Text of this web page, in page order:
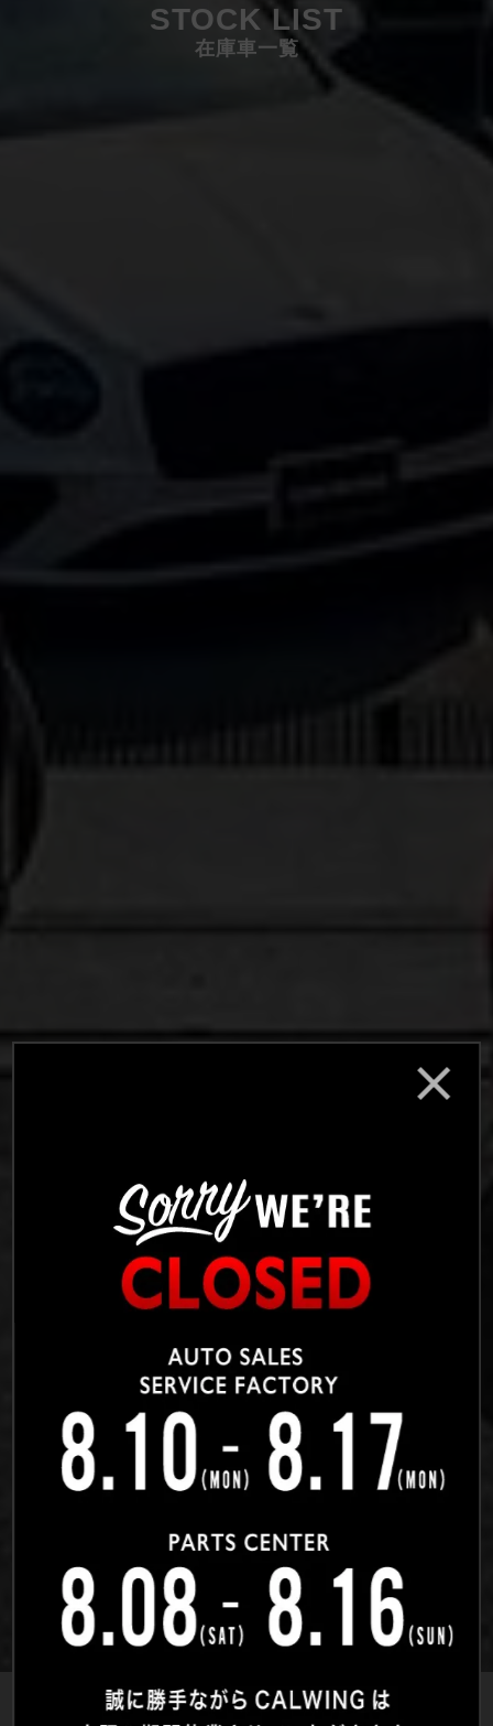
STOCK LIST
在庫車一覧